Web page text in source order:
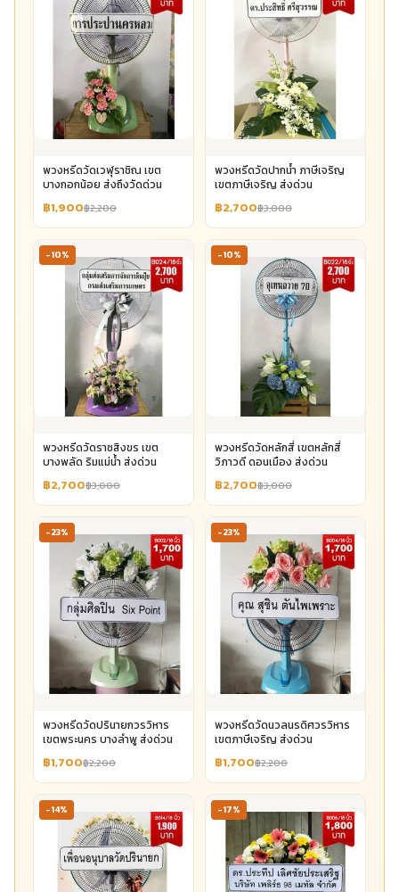
พวงหรีดวัดเวฬุราชิณ เขต
บางกอกน้อย ส่งถึงวัดด่วน
฿1,900฿2,200
พวงหรีดวัดปากน้ำ ภาษีเจริญ
เขตภาษีเจริญ ส่งด่วน
฿2,700฿3,000
-10%
พวงหรีดวัดราชสิงขร เขต
บางพลัด ริมแม่น้ำ ส่งด่วน
฿2,700฿3,000
-10%
พวงหรีดวัดหลักสี่ เขตหลักสี่
วิภาวดี ดอนเมือง ส่งด่วน
฿2,700฿3,000
-23%
พวงหรีดวัดปรินายกวรวิหาร
เขตพระนคร บางลำพู ส่งด่วน
฿1,700฿2,200
-23%
พวงหรีดวัดนวลนรดิศวรวิหาร
เขตภาษีเจริญ ส่งด่วน
฿1,700฿2,200
-14% -17%